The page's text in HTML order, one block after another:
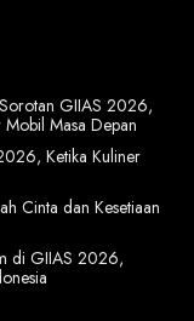
GIIAS 2026,
Masa Depan
Ketika Kuliner
Cinta dan Kesetiaan
di GIIAS 2026,